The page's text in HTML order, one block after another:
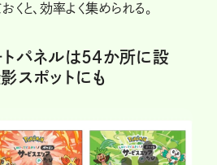
と、効率よく集められる。
トパネルは54か所に設
スポットにも